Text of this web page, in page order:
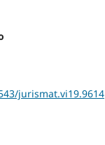
jurismat.vi19.9614